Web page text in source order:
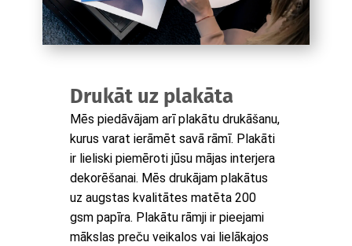
Drukāt uz plakāta
Mēs piedāvājam arī plakātu drukāšanu,
kurus varat ierāmēt savā rāmī. Plakāti
ir lieliski piemēroti jūsu mājas interjera
dekorēšanai. Mēs drukājam plakātus
uz augstas kvalitātes matēta 200
gsm papīra. Plakātu rāmji ir pieejami
mākslas preču veikalos vai lielākajos